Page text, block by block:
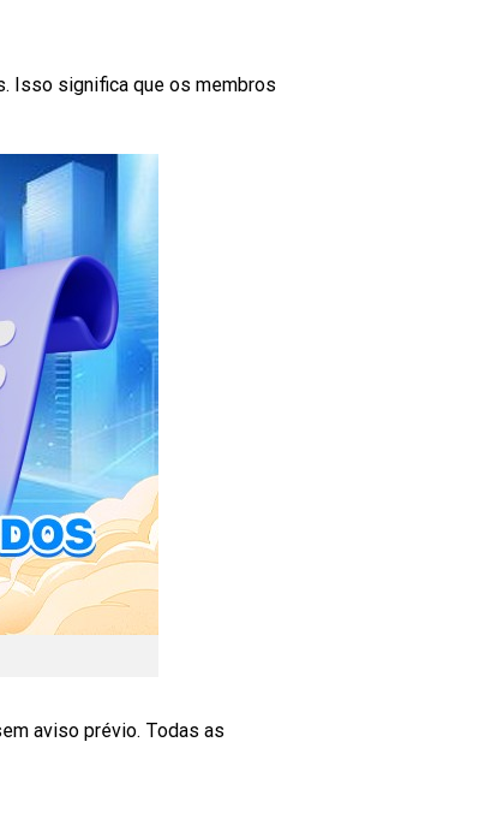
Isso significa que os membros
aviso prévio. Todas as